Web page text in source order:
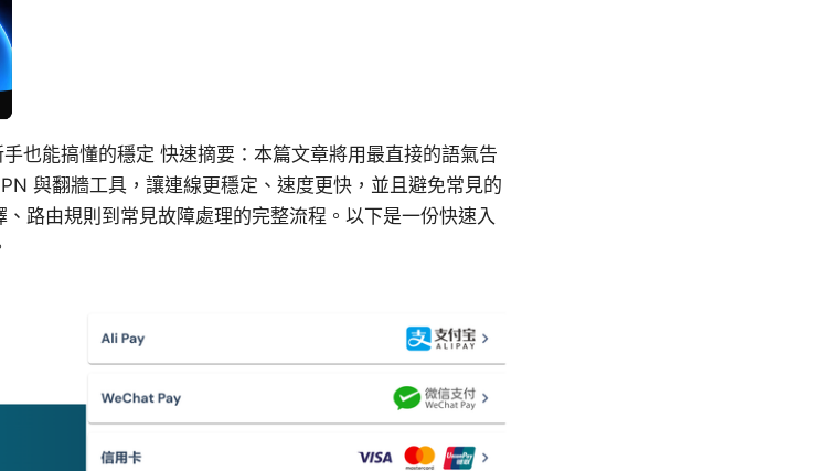
也能搞懂的穩定 快速摘要：本篇文章將用最直接的語氣告
與翻牆工具，讓連線更穩定、速度更快，並且避免常見的
路由規則到常見故障處理的完整流程。以下是一份快速入